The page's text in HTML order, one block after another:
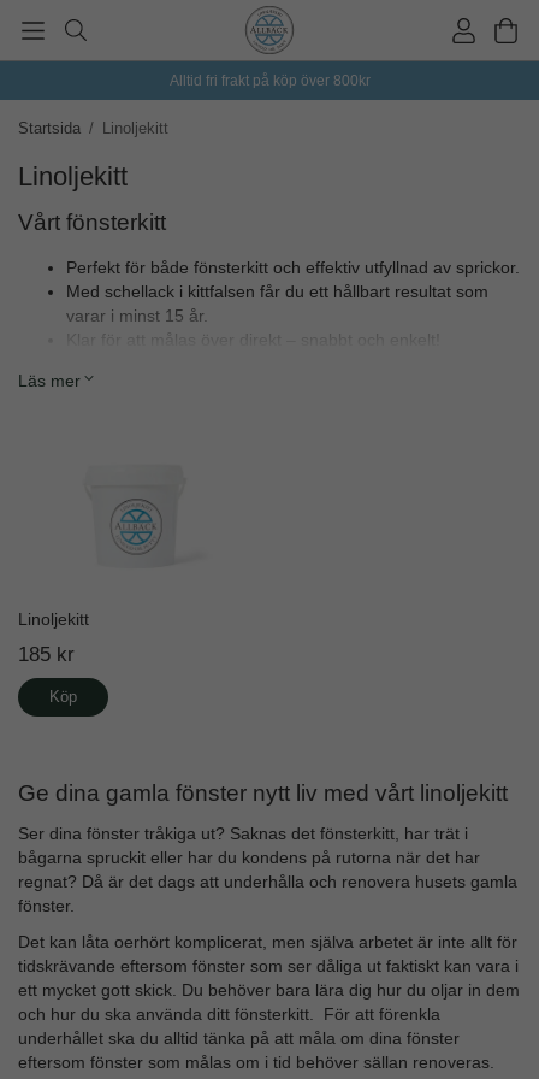
Alltid fri frakt på köp över 800kr
Startsida / Linoljekitt
Linoljekitt
Vårt fönsterkitt
Perfekt för både fönsterkitt och effektiv utfyllnad av sprickor.
Med schellack i kittfalsen får du ett hållbart resultat som
varar i minst 15 år.
Klar för att målas över direkt – snabbt och enkelt!
fräscht längre.
mångsidiga kitt!
Läs mer
Linoljekitt
185 kr
Köp
Ge dina gamla fönster nytt liv med vårt linoljekitt
Ser dina fönster tråkiga ut? Saknas det fönsterkitt, har trät i
bågarna spruckit eller har du kondens på rutorna när det har
regnat? Då är det dags att underhålla och renovera husets gamla
fönster.
Det kan låta oerhört komplicerat, men själva arbetet är inte allt för
tidskrävande eftersom fönster som ser dåliga ut faktiskt kan vara i
ett mycket gott skick. Du behöver bara lära dig hur du oljar in dem
och hur du ska använda ditt fönsterkitt. För att förenkla
underhållet ska du alltid tänka på att måla om dina fönster
eftersom fönster som målas om i tid behöver sällan renoveras.